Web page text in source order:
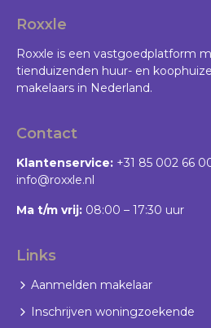
Roxxle
Roxxle is een vastgoedplatform
tienduizenden huur- en
makelaars in Nederland.
Contact
Klantenservice: +31 85 002 66
info@roxxle.nl
Ma t/m vrij: 08:00 – 17:30 uur
Links
Aanmelden makelaar
Inschrijven woningzoekende